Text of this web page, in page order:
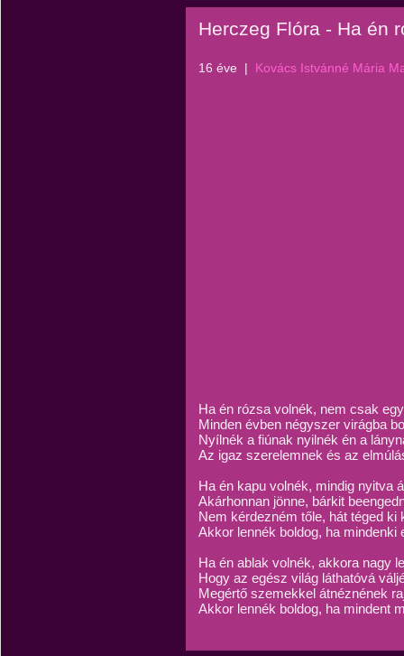
Herczeg Flóra - Ha én
16 éve | Kovács Istvánné Mária
Ha én rózsa volnék, nem csak
Minden évben négyszer virágba
Nyílnék a fiúnak nyilnék én a
Az igaz szerelemnek és az
Ha én kapu volnék, mindig nyitva
Akárhonnan jönne, bárkit
Nem kérdezném tőle, hát téged ki
Akkor lennék boldog, ha mindenki
Ha én ablak volnék, akkora nagy
Hogy az egész világ láthatóvá
Megértő szemekkel átnéznének
Akkor lennék boldog, ha mindent